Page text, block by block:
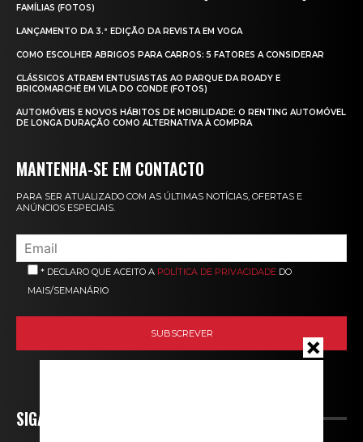
FAMÍLIAS (FOTOS)
LANÇAMENTO DA 3.ª EDIÇÃO DA REVISTA EM VOGA
COMO ESCOLHER ABRIGOS PARA CARROS: 5 FATORES A CONSIDERAR
CLÁSSICOS ATRAEM ENTUSIASTAS AO PARQUE DA ROADY E
BRICOMARCHÉ EM VILA DO CONDE (FOTOS)
AUTOMÓVEIS E NOVOS HÁBITOS DE MOBILIDADE: O RENTING AUTOMÓVEL
DE LONGA DURAÇÃO COMO ALTERNATIVA À COMPRA
MANTENHA-SE EM CONTACTO
PARA SER ATUALIZADO COM AS ÚLTIMAS NOTÍCIAS, OFERTAS E
ANÚNCIOS ESPECIAIS.
* DECLARO QUE ACEITO A POLÍTICA DE PRIVACIDADE DO
MAIS/SEMANÁRIO
SIGA-NOS